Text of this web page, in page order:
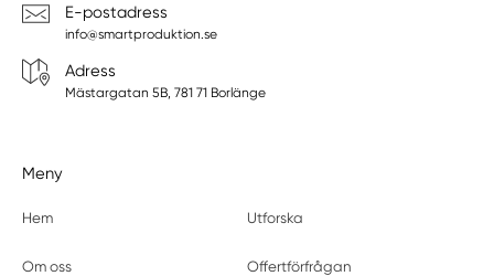
E-postadress
info@smartproduktion.se
Adress
Mästargatan 5B, 781 71 Borlänge
Meny
Hem Utforska
Om oss Offertförfrågan